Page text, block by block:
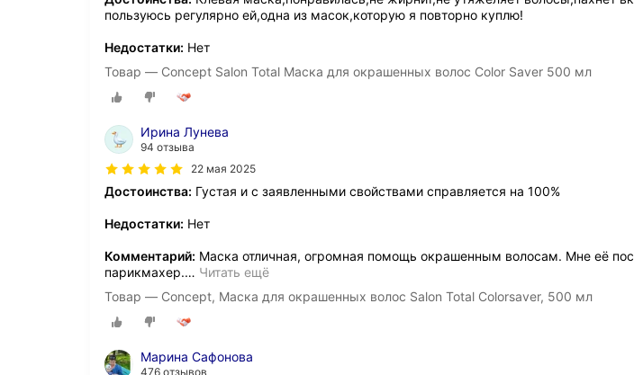
пользуюсь регулярно ей,одна из масок,которую я повторно куплю!
Недостатки: Нет
Товар — Concept Salon Total Маска для окрашенных волос Color Saver 500 мл
Ирина Лунева
94 отзыва
22 мая 2025
Достоинства: Густая и с заявленными свойствами справляется на 100%
Недостатки: Нет
Комментарий: Маска отличная, огромная помощь окрашенным волосам. Мне её
парикмахер.… Читать ещё
Товар — Concept, Маска для окрашенных волос Salon Total Colorsaver, 500 мл
Марина Сафонова
476 отзывов